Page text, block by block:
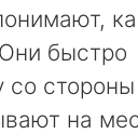
быстро
со стороны
на